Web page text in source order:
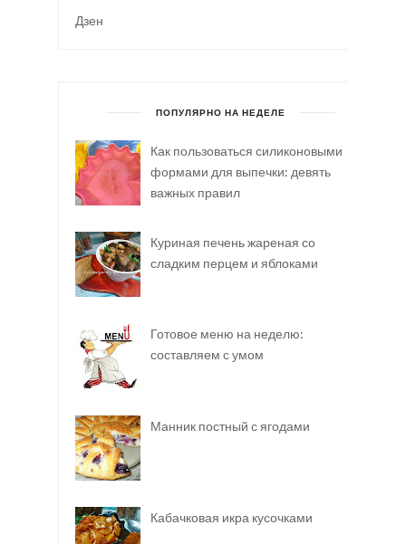
Дзен
ПОПУЛЯРНО НА НЕДЕЛЕ
Как пользоваться силиконовыми
формами для выпечки: девять
важных правил
Куриная печень жареная со
сладким перцем и яблоками
Готовое меню на неделю:
составляем с умом
Манник постный с ягодами
Кабачковая икра кусочками